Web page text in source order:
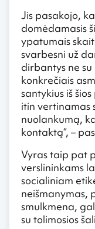
Jis pasakojo,
domėdamasis
ypatumais
svarbesni už
dirbantys ne
konkrečiais
santykius iš
itin vertinamas
nuolankumą,
kontaktą“, –
Vyras taip pat
verslininkams
socialiniam
neišmanymas,
smulkmena,
su tolimosios